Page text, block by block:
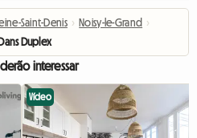
Saint-Denis › Noisy-le-Grand ›
Duplex
interessar
Vídeo